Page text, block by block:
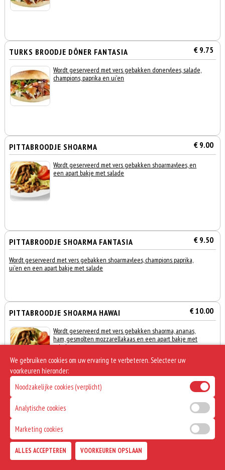
TURKS BROODJE DÖNER FANTASIA € 9.75
Wordt geserveerd met vers gebakken donervlees, salade,
champions, paprika en ui'en
PITTABROODJE SHOARMA € 9.00
Wordt geserveerd met vers gebakken shoarmavlees, en
een apart bakje met salade
PITTABROODJE SHOARMA FANTASIA € 9.50
Wordt geserveerd met vers gebakken shoarmavlees, champions paprika,
ui'en en een apart bakje met salade
PITTABROODJE SHOARMA HAWAI € 10.00
Wordt geserveerd met vers gebakken shaorma, ananas,
ham, gesmolten mozzarellakaas en een apart bakje met
salade
TURKS BROODJE KIPDÖNER € 9.00
Wordt geserveerd met vers gebakken kipdoner en sla,
komkommer en tomaat
€ 0,00
We gebruiken cookies om uw ervaring te verbeteren. Selecteer uw
voorkeuren hieronder:
Noodzakelijke cookies (verplicht)
Analytische cookies
Marketing cookies
ALLES ACCEPTEREN VOORKEUREN OPSLAAN